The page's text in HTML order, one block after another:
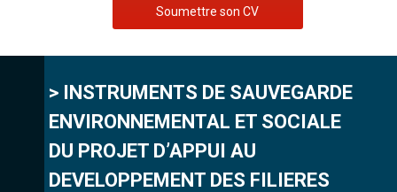
Soumettre son CV
> INSTRUMENTS DE SAUVEGARDE
ENVIRONNEMENTAL ET SOCIALE
DU PROJET D’APPUI AU
DEVELOPPEMENT DES FILIERES